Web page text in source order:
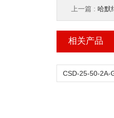
上一篇 : 哈默
相关产品